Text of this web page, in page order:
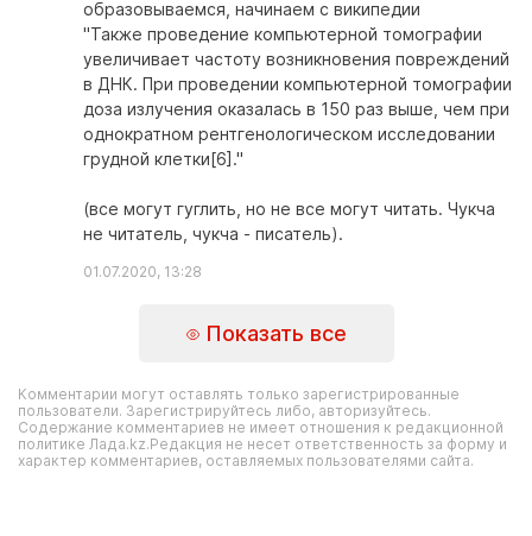
образовываемся, начинаем с википедии
"Также проведение компьютерной томографии
увеличивает частоту возникновения повреждений
в ДНК. При проведении компьютерной томографии
доза излучения оказалась в 150 раз выше, чем при
однократном рентгенологическом исследовании
грудной клетки[6]."
(все могут гуглить, но не все могут читать. Чукча
не читатель, чукча - писатель).
01.07.2020, 13:28
Показать все
Комментарии могут оставлять только зарегистрированные
пользователи. Зарегистрируйтесь либо, авторизуйтесь.
Содержание комментариев не имеет отношения к редакционной
политике Лада.kz.Редакция не несет ответственность за форму и
характер комментариев, оставляемых пользователями сайта.